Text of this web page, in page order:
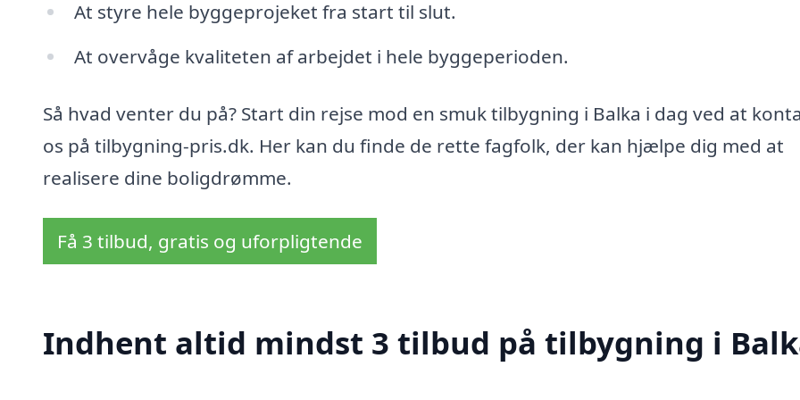
At styre hele byggeprojeket fra start til slut.
At overvåge kvaliteten af arbejdet i hele byggeperioden.
Så hvad venter du på? Start din rejse mod en smuk tilbygning i Balka i dag ved at
os på tilbygning-pris.dk. Her kan du finde de rette fagfolk, der kan hjælpe dig med at
realisere dine boligdrømme.
Få 3 tilbud, gratis og uforpligtende
Indhent altid mindst 3 tilbud på tilbygning i